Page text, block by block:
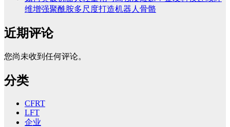
维增强聚酰胺多尺度打造机器人骨骼
近期评论
您尚未收到任何评论。
分类
CFRT
LFT
企业